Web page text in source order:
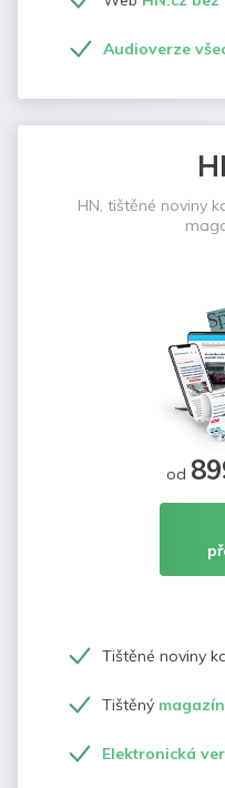
Audioverze
HN, tištěné noviny
od
Tištěné noviny
Tištěný
Elektronická